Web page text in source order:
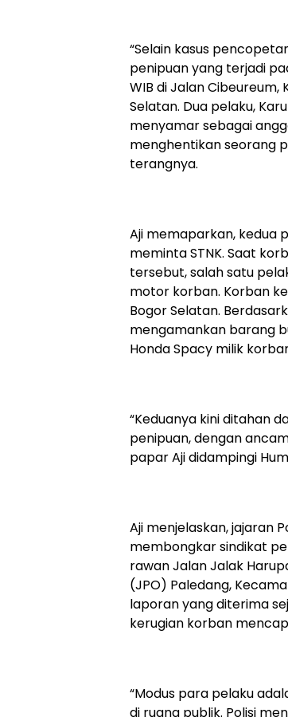
“Selain kasus
penipuan yang terjadi
WIB di Jalan
Selatan. Dua pelaku,
menyamar sebagai
menghentikan seorang
terangnya.
Aji memaparkan, kedua
meminta STNK. Saat
tersebut, salah satu
motor korban. Korban
Bogor Selatan.
mengamankan barang
Honda Spacy milik
“Keduanya kini ditahan
penipuan, dengan
papar Aji didampingi
Aji menjelaskan, jajaran
membongkar sindikat
rawan Jalan Jalak
(JPO) Paledang,
laporan yang diterima
kerugian korban
“Modus para pelaku
di ruang publik. Polisi